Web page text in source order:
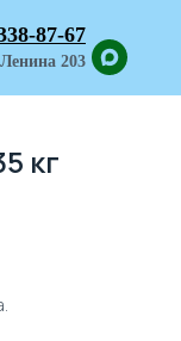
87-67
203
кг